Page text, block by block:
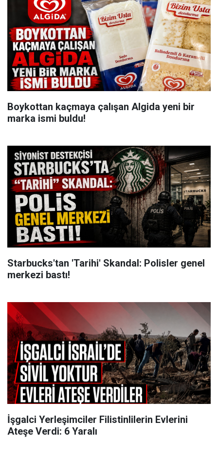
Boykottan kaçmaya çalışan Algida yeni bir
marka ismi buldu!
Starbucks'tan 'Tarihi' Skandal: Polisler genel
merkezi bastı!
İşgalci Yerleşimciler Filistinlilerin Evlerini
Ateşe Verdi: 6 Yaralı